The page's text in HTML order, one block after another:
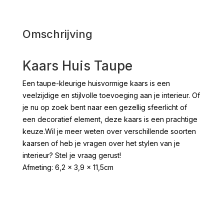
Omschrijving
Kaars Huis Taupe
Een taupe-kleurige huisvormige kaars is een
veelzijdige en stijlvolle toevoeging aan je interieur. Of
je nu op zoek bent naar een gezellig sfeerlicht of
een decoratief element, deze kaars is een prachtige
keuze.Wil je meer weten over verschillende soorten
kaarsen of heb je vragen over het stylen van je
interieur? Stel je vraag gerust!
Afmeting: 6,2 x 3,9 x 11,5cm